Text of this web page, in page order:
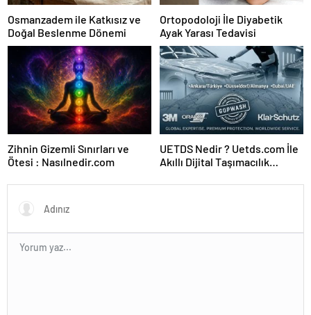
Osmanzadem ile Katkısız ve
Doğal Beslenme Dönemi
Ortopodoloji İle Diyabetik
Ayak Yarası Tedavisi
Zihnin Gizemli Sınırları ve
Ötesi : Nasılnedir.com
UETDS Nedir ? Uetds.com İle
Akıllı Dijital Taşımacılık